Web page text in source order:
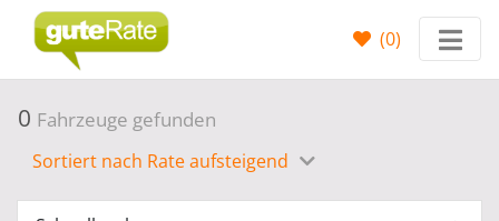
(0)
0 Fahrzeuge gefunden
Sortiert nach Rate aufsteigend